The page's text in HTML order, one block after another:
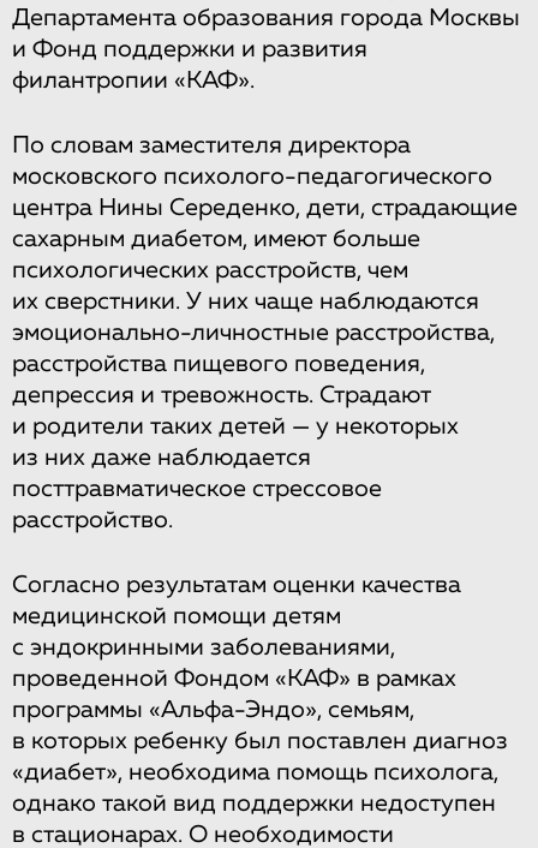
Департамента образования города Москвы
и Фонд поддержки и развития
филантропии «КАФ».
По словам заместителя директора
московского психолого-педагогического
центра Нины Середенко, дети, страдающие
сахарным диабетом, имеют больше
психологических расстройств, чем
их сверстники. У них чаще наблюдаются
эмоционально-личностные расстройства,
расстройства пищевого поведения,
депрессия и тревожность. Страдают
и родители таких детей — у некоторых
из них даже наблюдается
посттравматическое стрессовое
расстройство.
Согласно результатам оценки качества
медицинской помощи детям
с эндокринными заболеваниями,
проведенной Фондом «КАФ» в рамках
программы «Альфа-Эндо», семьям,
в которых ребенку был поставлен диагноз
«диабет», необходима помощь психолога,
однако такой вид поддержки недоступен
в стационарах. О необходимости